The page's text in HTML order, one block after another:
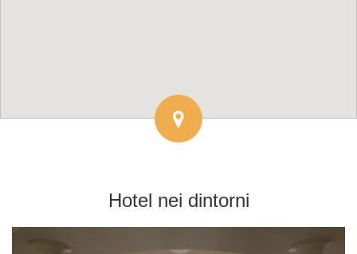
Hotel nei dintorni